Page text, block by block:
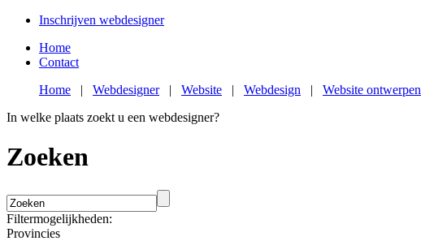
Inschrijven webdesigner
Home
Contact
Home | Webdesigner| Website | Webdesign | Website ontwerpen
In welke plaats zoekt u een webdesigner?
Zoeken
Filtermogelijkheden:
Provincies